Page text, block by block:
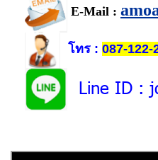
E-Mail :
โทร : 087-122-
Line ID :